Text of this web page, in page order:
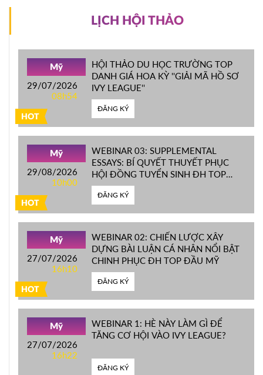
LỊCH HỘI THẢO
HOT
Mỹ
29/07/2026
08h54
HỘI THẢO DU HỌC TRƯỜNG TOP
DANH GIÁ HOA KỲ ''GIẢI MÃ HỒ SƠ
IVY LEAGUE''
ĐĂNG KÝ
HOT
Mỹ
29/08/2026
10h00
WEBINAR 03: SUPPLEMENTAL
ESSAYS: BÍ QUYẾT THUYẾT PHỤC
HỘI ĐỒNG TUYỂN SINH ĐH TOP
ĐẦU MỸ
ĐĂNG KÝ
HOT
Mỹ
27/07/2026
16h10
WEBINAR 02: CHIẾN LƯỢC XÂY
DỰNG BÀI LUẬN CÁ NHÂN NỔI BẬT
CHINH PHỤC ĐH TOP ĐẦU MỸ
ĐĂNG KÝ
Mỹ
27/07/2026
16h22
WEBINAR 1: HÈ NÀY LÀM GÌ ĐỂ
TĂNG CƠ HỘI VÀO IVY LEAGUE?
ĐĂNG KÝ